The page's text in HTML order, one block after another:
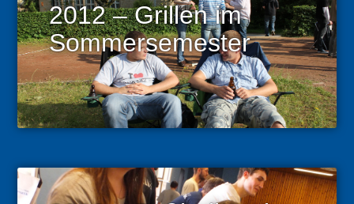
2012 – Grillen im
Sommersemester